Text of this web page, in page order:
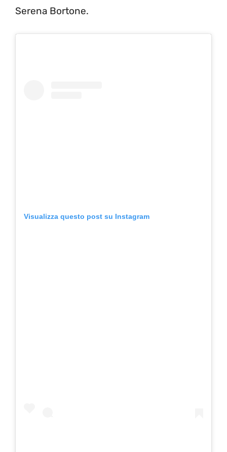
Serena Bortone.
Visualizza questo post su Instagram